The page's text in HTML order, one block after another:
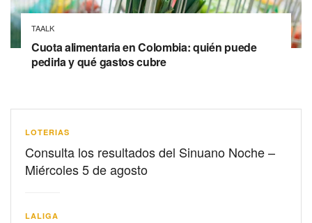
TAALK
Cuota alimentaria en Colombia: quién puede
pedirla y qué gastos cubre
LOTERIAS
Consulta los resultados del Sinuano Noche –
Miércoles 5 de agosto
LALIGA